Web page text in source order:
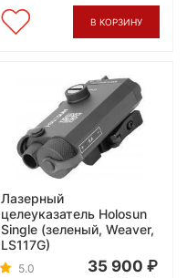
В КОРЗИНУ
Лазерный
целеуказатель Holosun
Single (зеленый, Weaver,
LS117G)
5.0 35 900